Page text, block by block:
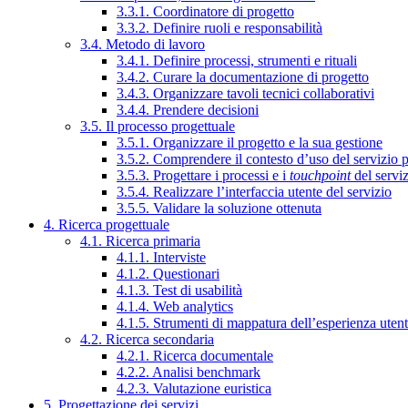
3.3.1. Coordinatore di progetto
3.3.2. Definire ruoli e responsabilità
3.4. Metodo di lavoro
3.4.1. Definire processi, strumenti e rituali
3.4.2. Curare la documentazione di progetto
3.4.3. Organizzare tavoli tecnici collaborativi
3.4.4. Prendere decisioni
3.5. Il processo progettuale
3.5.1. Organizzare il progetto e la sua gestione
3.5.2. Comprendere il contesto d’uso del servizio
3.5.3. Progettare i processi e i touchpointdel
3.5.4. Realizzare l’interfaccia utente del servizio
3.5.5. Validare la soluzione ottenuta
4. Ricerca progettuale
4.1. Ricerca primaria
4.1.1. Interviste
4.1.2. Questionari
4.1.3. Test di usabilità
4.1.4. Web analytics
4.1.5. Strumenti di mappatura dell’esperienza
4.2. Ricerca secondaria
4.2.1. Ricerca documentale
4.2.2. Analisi benchmark
4.2.3. Valutazione euristica
5. Progettazione dei servizi